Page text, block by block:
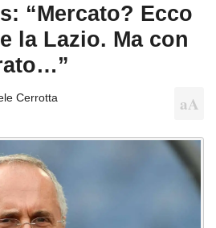
“Mercato? Ecco
la Lazio. Ma con
Cerrotta